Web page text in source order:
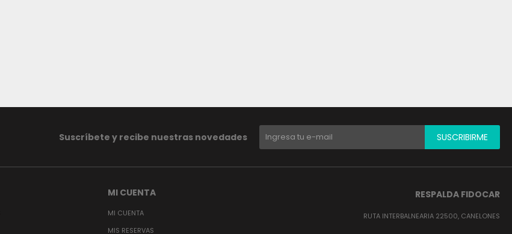
RESPALDA FIDOCAR
RUTA INTERBALNEARIA 22500, CANELONES
MI CUENTA
MI CUENTA
MIS RESERVAS
Suscríbete y recibe nuestras novedades SUSCRIBIRME